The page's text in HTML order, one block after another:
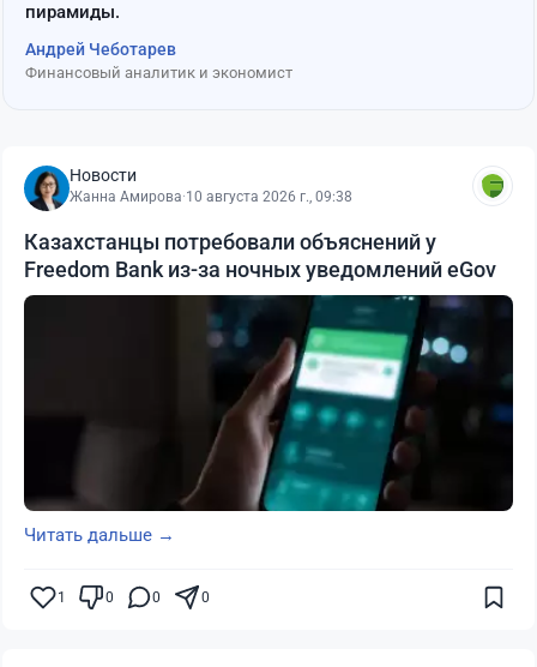
пирамиды.
Андрей Чеботарев
Финансовый аналитик и экономист
Новости
Жанна Амирова·10 августа 2026 г., 09:38
Казахстанцы потребовали объяснений у
Freedom Bank из-за ночных уведомлений eGov
Читать дальше →
1 0 0 0